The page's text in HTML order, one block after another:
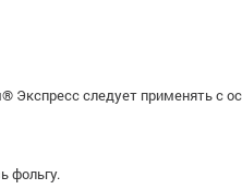
Экспресс следует применять с
фольгу.